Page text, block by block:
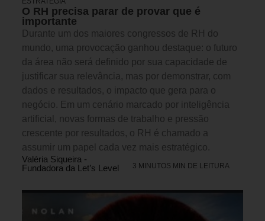
O RH precisa parar de provar que é
importante
Durante um dos maiores congressos de RH do
mundo, uma provocação ganhou destaque: o futuro
da área não será definido por sua capacidade de
justificar sua relevância, mas por demonstrar, com
dados e resultados, o impacto que gera para o
negócio. Em um cenário marcado por inteligência
artificial, novas formas de trabalho e pressão
crescente por resultados, o RH é chamado a
assumir um papel cada vez mais estratégico.
Valéria Siqueira -
Fundadora da Let’s Level
3 MINUTOS MIN DE LEITURA